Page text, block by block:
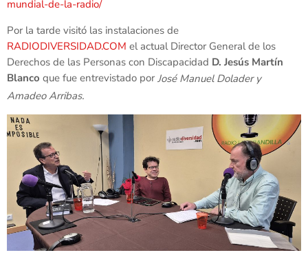
mundial-de-la-radio/
Por la tarde visitó las instalaciones de
RADIODIVERSIDAD.COM el actual Director General de los
Derechos de las Personas con Discapacidad D. Jesús Martín
Blanco que fue entrevistado por José Manuel Dolader y
Amadeo Arribas.